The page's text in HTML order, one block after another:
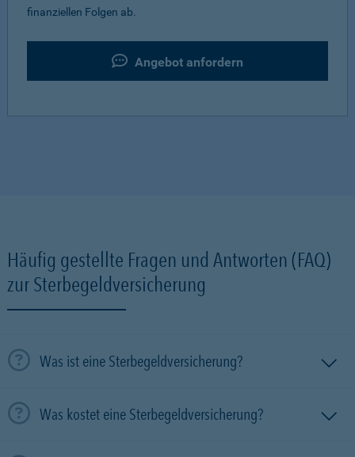
finanziellen Folgen ab.
Angebot anfordern
Häufig gestellte Fragen und Antworten (FAQ)
zur Sterbegeldversicherung
Was ist eine Sterbegeldversicherung?
Was kostet eine Sterbegeldversicherung?